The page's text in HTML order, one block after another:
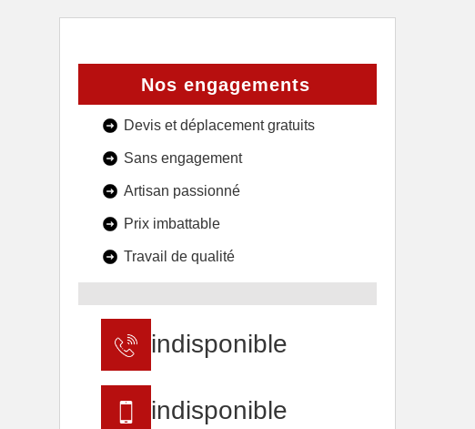
Nos engagements
Devis et déplacement gratuits
Sans engagement
Artisan passionné
Prix imbattable
Travail de qualité
indisponible
indisponible